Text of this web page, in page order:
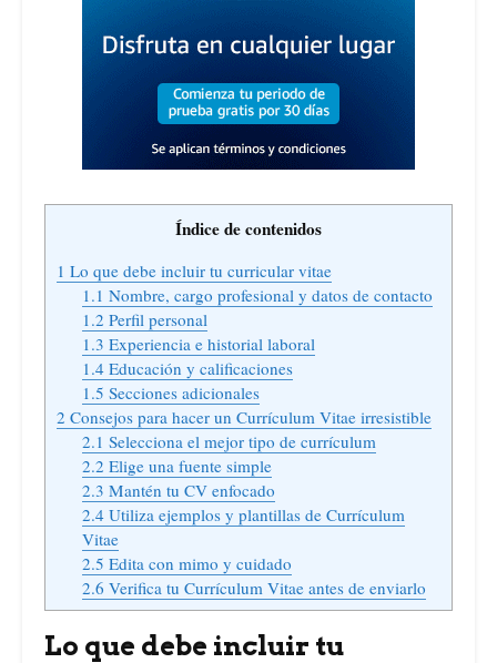
Índice de contenidos
1 Lo que debe incluir tu curricular vitae
1.1 Nombre, cargo profesional y datos de contacto
1.2 Perfil personal
1.3 Experiencia e historial laboral
1.4Educación y calificaciones
1.5 Secciones adicionales
2 Consejos para hacer un Currículum Vitae irresistible
2.1 Selecciona el mejor tipo de currículum
2.2 Elige una fuente simple
2.3 Mantén tu CV enfocado
2.4Utiliza ejemplos y plantillas de Currículum
Vitae
2.5 Edita con mimo y cuidado
2.6 Verifica tu Currículum Vitae antes de enviarlo
Lo que debe incluir tu